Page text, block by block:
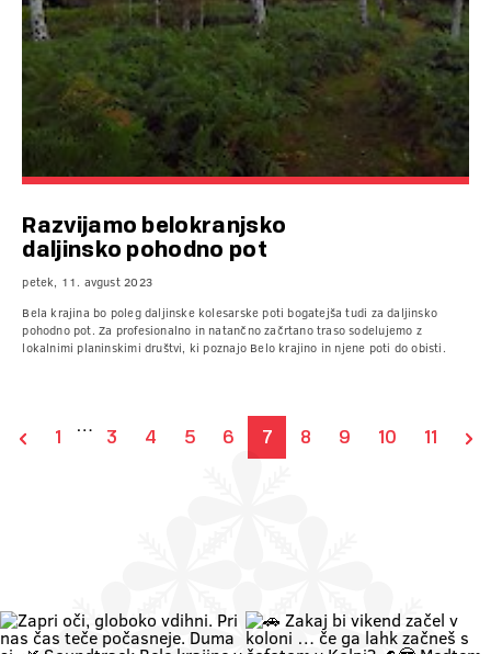
Razvijamo belokranjsko
daljinsko pohodno pot
petek, 11. avgust 2023
Bela krajina bo poleg daljinske kolesarske poti bogatejša tudi za daljinsko
pohodno pot. Za profesionalno in natančno začrtano traso sodelujemo z
lokalnimi planinskimi društvi, ki poznajo Belo krajino in njene poti do obisti.
1
…
3 4 5 6 7 8 9 10 11